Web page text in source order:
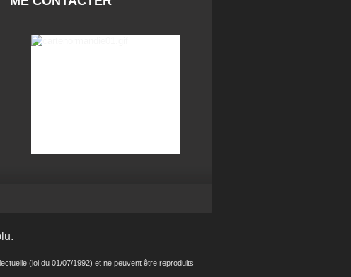
(loi du 01/07/1992) et ne peuvent être reproduits